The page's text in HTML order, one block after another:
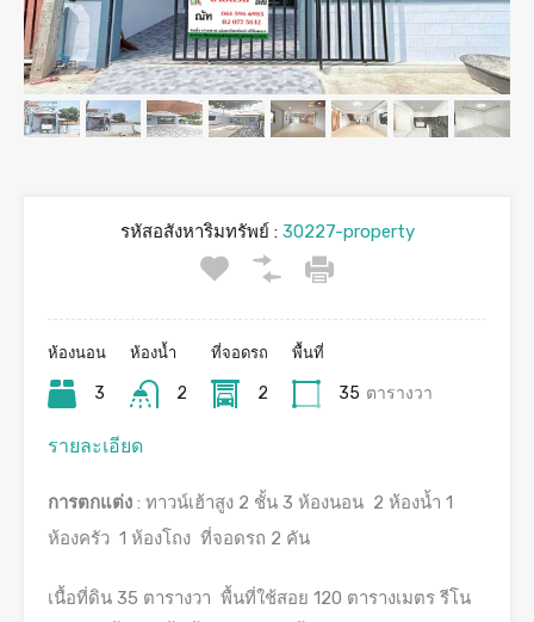
รหัสอสังหาริมทรัพย์ :30227-property
ห้องนอน
3
ห้องน้ำ
2
ที่จอดรถ
2
พื้นที่
35 ตารางวา
รายละเอียด
การตกแต่ง : ทาวน์เฮ้าสูง 2 ชั้น 3 ห้องนอน 2 ห้องน้ำ 1
ห้องครัว 1 ห้องโถง ที่จอดรถ 2 คัน
เนื้อที่ดิน 35 ตารางวา พื้นที่ใช้สอย 120 ตารางเมตร รีโน